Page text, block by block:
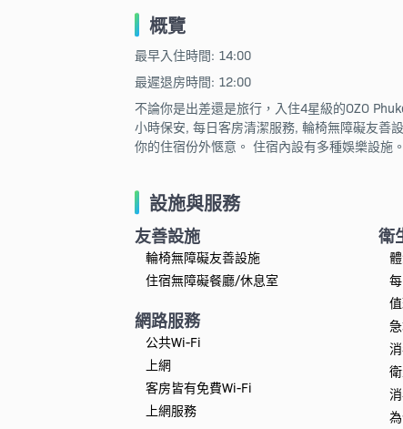
概覽
最早入住時間: 14:00
最遲退房時間: 12:00
不論你是出差還是旅行，入住4星級的OZO
小時保安, 每日客房清潔服務, 輪椅無障礙友善
你的住宿份外愜意。 住宿內設有多種娛樂設施
設施與服務
友善設施
輪椅無障礙友善設施
住宿無障礙餐廳/休息室
網路服務
公共Wi-Fi
上網
客房皆有免費Wi-Fi
上網服務
衛